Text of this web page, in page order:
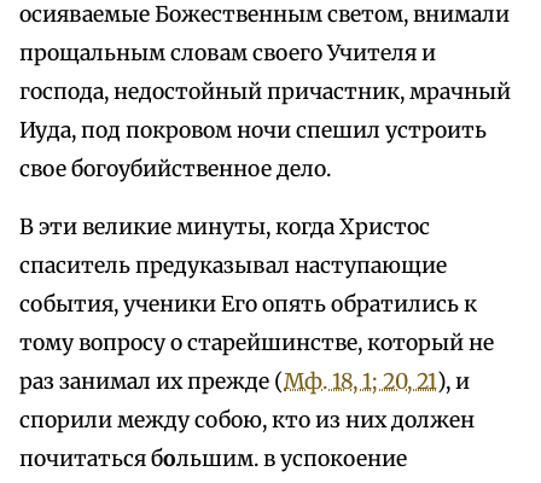
осияваемые Божественным светом, внимали
прощальным словам своего Учителя и
господа, недостойный причастник, мрачный
Иуда, под покровом ночи спешил устроить
свое богоубийственное дело.
В эти великие минуты, когда Христос
спаситель предуказывал наступающие
события, ученики Его опять обратились к
тому вопросу о старейшинстве, который не
раз занимал их прежде (Мф. 18, 1; 20, 21), и
спорили между собою, кто из них должен
почитаться большим. в успокоение